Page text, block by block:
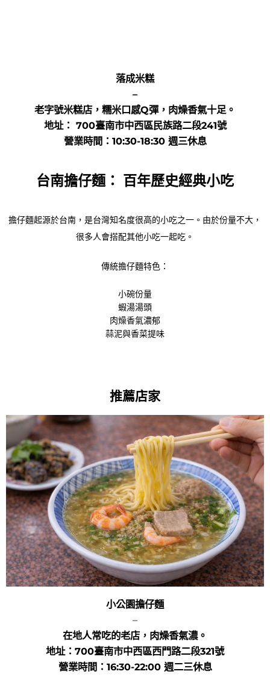
落成米糕
–
老字號米糕店，糯米口感Q彈，肉燥香氣十足。
地址： 700臺南市中西區民族路二段241號
營業時間：10:30-18:30 週三休息
台南擔仔麵： 百年歷史經典小吃
擔仔麵起源於台南，是台灣知名度很高的小吃之一。由於份量不大，
很多人會搭配其他小吃一起吃。
傳統擔仔麵特色：
小碗份量
蝦湯湯頭
肉燥香氣濃郁
蒜泥與香菜提味
推薦店家
小公園擔仔麵
–
在地人常吃的老店，肉燥香氣濃。
地址：700臺南市中西區西門路二段321號
營業時間：16:30-22:00 週二三休息